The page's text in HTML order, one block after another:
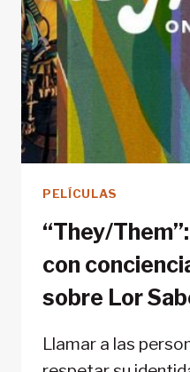
BASURA
EN
ESPAÑA
PELÍCULAS
“They/
con
sobre Lor
Llamar a las